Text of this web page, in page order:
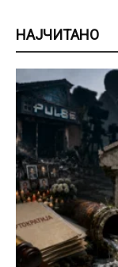
НАЈЧИТАНО